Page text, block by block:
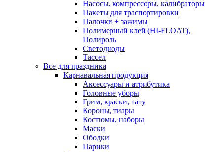
Насосы, компрессоры, калибраторы
Пакеты для траспортировки
Палочки + зажимы
Полимерный клей (HI-FLOAT),
Полироль
Светодиоды
Тассел
Все для праздника
Карнавальная продукция
Аксессуары и атрибутика
Головные уборы
Грим, краски, тату
Короны, тиары
Костюмы, наборы
Маски
Ободки
Парики